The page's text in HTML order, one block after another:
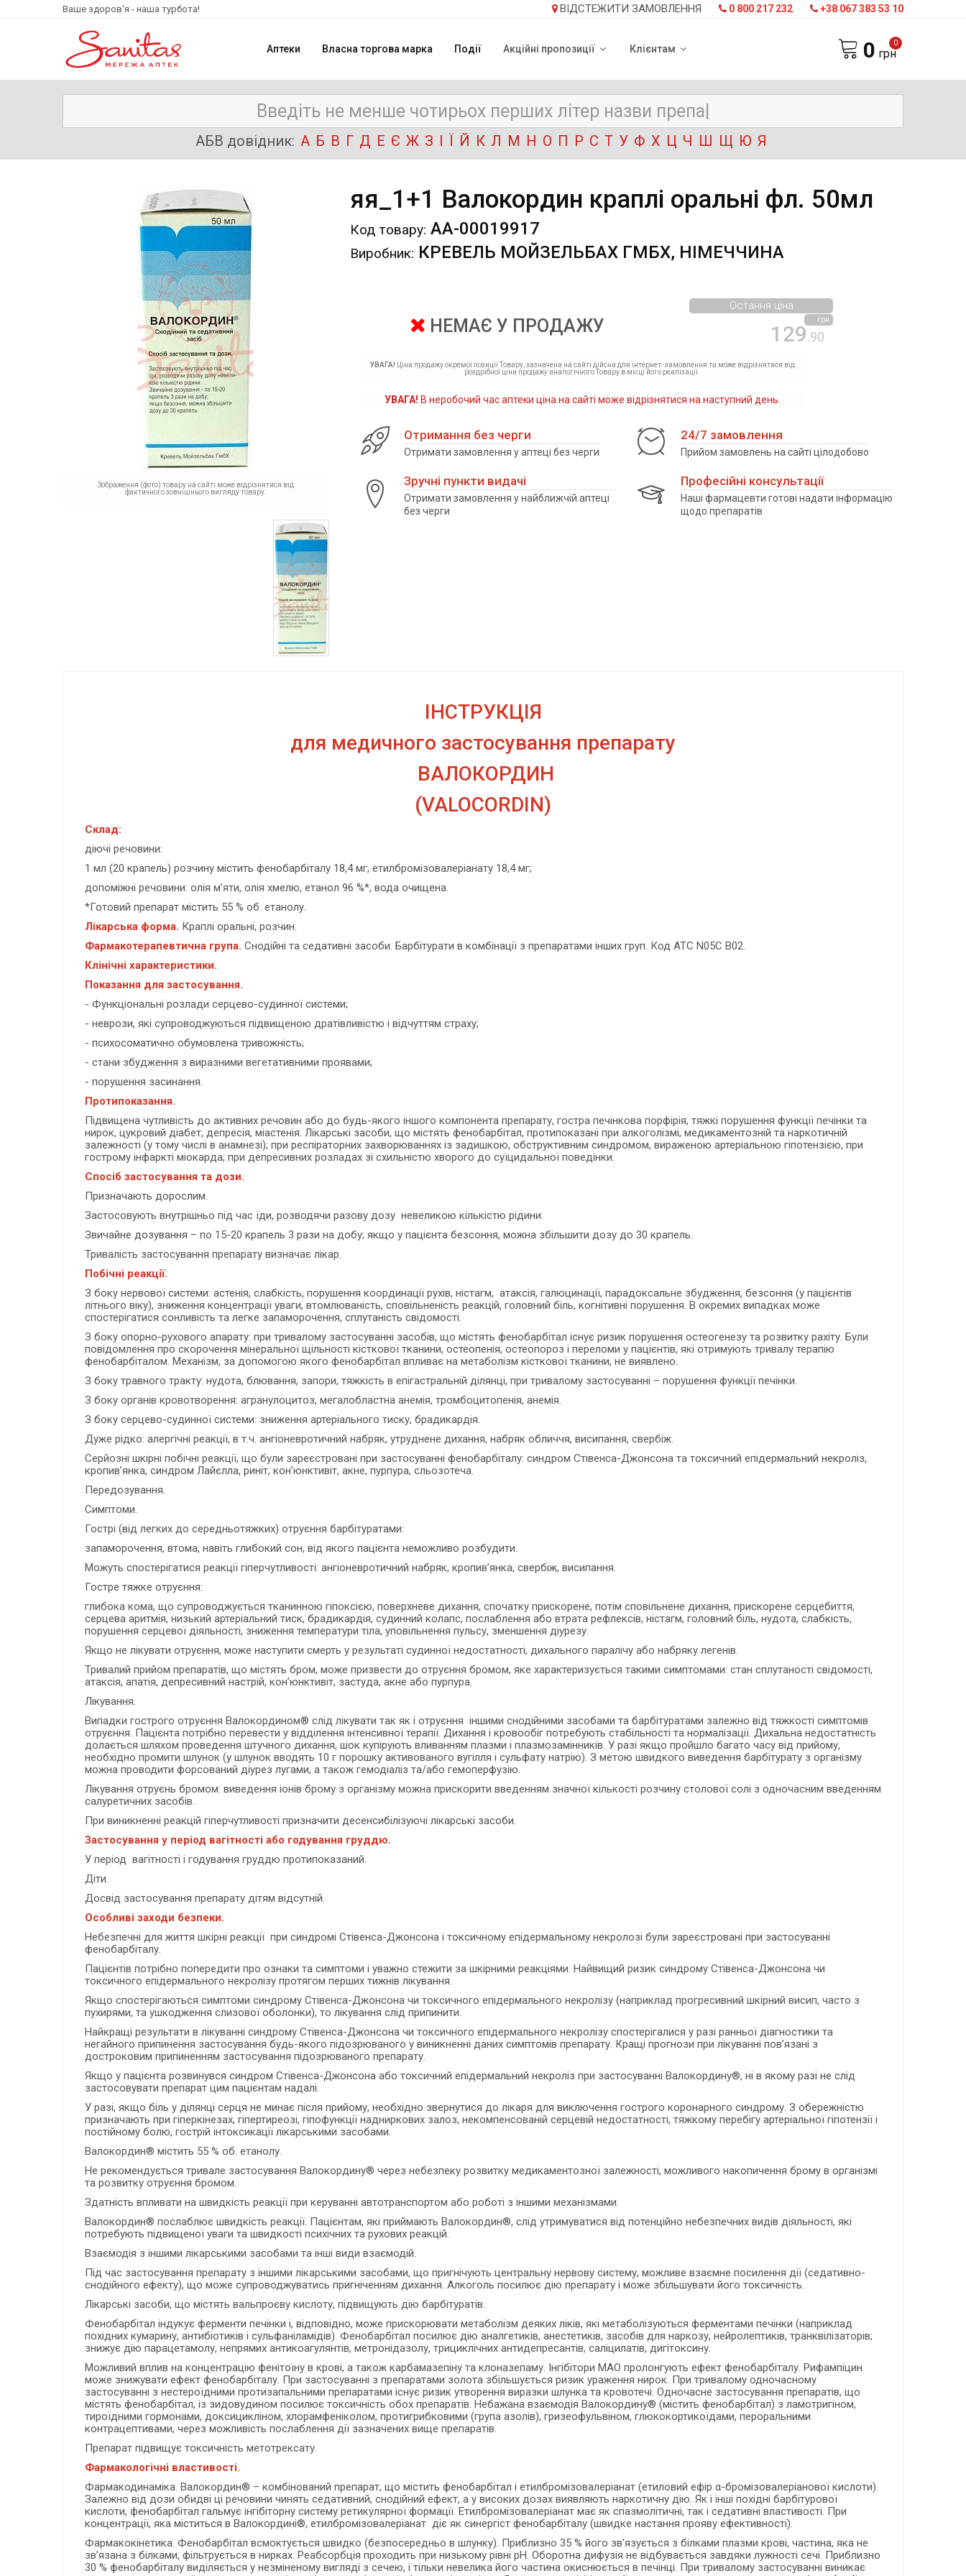
Ваше здоров'я - наша турбота! ВІДСТЕЖИТИ ЗАМОВЛЕННЯ 0 800 217 232 +38 067 383 53 10
Аптеки Власна торгова марка Події Акційні пропозиції Клієнтам
0
0 грн
АБВ довідник: А Б В Г Д Е Є Ж З І Ї Й К Л М Н О П Р С Т У Ф Х Ц Ч Ш Щ Ю Я
Зображення (фото) товару на сайті може відрізнятися від
фактичного зовнішнього вигляду товару.
яя_1+1 Валокордин краплі оральні фл. 50мл
Код товару: АА-00019917
Виробник: КРЕВЕЛЬ МОЙЗЕЛЬБАХ ГМБХ, НІМЕЧЧИНА
НЕМАЄ У ПРОДАЖУ 129.90
грн
Остання ціна
УВАГА! Ціна продажу окремої позиції Товару, зазначена на сайті дійсна для інтернет- замовлення та може відрізнятися від
роздрібної ціни продажу аналогічного Товару в місці його реалізації.
УВАГА! В неробочий час аптеки ціна на сайті може відрізнятися на наступний день.
Отримання без черги
Отримати замовлення у аптеці без черги
24/7 замовлення
Прийом замовлень на сайті цілодобово
Зручні пункти видачі
Отримати замовлення у найближчій аптеці
без черги
Професійні консультації
Наші фармацевти готові надати інформацію
щодо препаратів
ІНСТРУКЦІЯ
для медичного застосування препарату
ВАЛОКОРДИН
(VALOCORDIN)
Склад:
діючі речовини:
1 мл (20 крапель) розчину містить фенобарбіталу 18,4 мг, етилбромізовалеріанату 18,4 мг;
допоміжні речовини: олія м’яти, олія хмелю, етанол 96 %*, вода очищена.
*Готовий препарат містить 55 % об. етанолу.
Лікарська форма. Краплі оральні, розчин.
Фармакотерапевтична група. Снодійні та седативні засоби. Барбітурати в комбінації з препаратами інших груп. Код АТС N05C B02.
Клінічні характеристики.
Показання для застосування.
- Функціональні розлади серцево-судинної системи;
- неврози, які супроводжуються підвищеною дратівливістю і відчуттям страху;
- психосоматично обумовлена тривожність;
- стани збудження з виразними вегетативними проявами;
- порушення засинання.
Протипоказання.
Підвищена чутливість до активних речовин або до будь-якого іншого компонента препарату, гостра печінкова порфірія, тяжкі порушення функції печінки та
нирок, цукровий діабет, депресія, міастенія. Лікарські засоби, що містять фенобарбітал, протипоказані при алкоголізмі, медикаментозній та наркотичній
залежності (у тому числі в анамнезі); при респіраторних захворюваннях із задишкою, обструктивним синдромом, вираженою артеріальною гіпотензією, при
гострому інфаркті міокарда; при депресивних розладах зі схильністю хворого до суїцидальної поведінки.
Спосіб застосування та дози.
Призначають дорослим.
Застосовують внутрішньо під час їди, розводячи разову дозу невеликою кількістю рідини.
Звичайне дозування – по 15-20 крапель 3 рази на добу; якщо у пацієнта безсоння, можна збільшити дозу до 30 крапель.
Тривалість застосування препарату визначає лікар.
Побічні реакції.
З боку нервової системи: астенія, слабкість, порушення координації рухів, ністагм, атаксія, галюцинації, парадоксальне збудження, безсоння (у пацієнтів
літнього віку), зниження концентрації уваги, втомлюваність, сповільненість реакцій, головний біль, когнітивні порушення. В окремих випадках може
спостерігатися сонливість та легке запаморочення, сплутаність свідомості.
З боку опорно-рухового апарату: при тривалому застосуванні засобів, що містять фенобарбітал існує ризик порушення остеогенезу та розвитку рахіту. Були
повідомлення про скорочення мінеральної щільності кісткової тканини, остеопенія, остеопороз і переломи у пацієнтів, які отримують тривалу терапію
фенобарбіталом. Механізм, за допомогою якого фенобарбітал впливає на метаболізм кісткової тканини, не виявлено.
З боку травного тракту: нудота, блювання, запори, тяжкість в епігастральній ділянці, при тривалому застосуванні – порушення функції печінки.
З боку органів кровотворення: агранулоцитоз, мегалобластна анемія, тромбоцитопенія, анемія.
З боку серцево-судинної системи: зниження артеріального тиску, брадикардія.
Дуже рідко: алергічні реакції, в т.ч. ангіоневротичний набряк, утруднене дихання, набряк обличчя, висипання, свербіж.
Серйозні шкірні побічні реакції, що були зареєстровані при застосуванні фенобарбіталу: синдром Стівенса-Джонсона та токсичний епідермальний некроліз,
кропив’янка, синдром Лайєлла, риніт, кон’юнктивіт, акне, пурпура, сльозотеча.
Передозування.
Симптоми.
Гострі (від легких до середньотяжких) отруєння барбітуратами:
запаморочення, втома, навіть глибокий сон, від якого пацієнта неможливо розбудити.
Можуть спостерігатися реакції гіперчутливості: ангіоневротичний набряк, кропив’янка, свербіж, висипання.
Гостре тяжке отруєння:
глибока кома, що супроводжується тканинною гіпоксією, поверхневе дихання, спочатку прискорене, потім сповільнене дихання, прискорене серцебиття,
серцева аритмія, низький артеріальний тиск, брадикардія, судинний колапс, послаблення або втрата рефлексів, ністагм, головний біль, нудота, слабкість,
порушення серцевої діяльності, зниження температури тіла, уповільнення пульсу, зменшення діурезу.
Якщо не лікувати отруєння, може наступити смерть у результаті судинної недостатності, дихального паралічу або набряку легенів.
Тривалий прийом препаратів, що містять бром, може призвести до отруєння бромом, яке характеризується такими симптомами: стан сплутаності свідомості,
атаксія, апатія, депресивний настрій, кон’юнктивіт, застуда, акне або пурпура.
Лікування.
Випадки гострого отруєння Валокордином® слід лікувати так як і отруєння іншими снодійними засобами та барбітуратами залежно від тяжкості симптомів
отруєння. Пацієнта потрібно перевести у відділення інтенсивної терапії. Дихання і кровообіг потребують стабільності та нормалізації. Дихальна недостатність
долається шляхом проведення штучного дихання, шок купірують вливанням плазми і плазмозамінників. У разі якщо пройшло багато часу від прийому,
необхідно промити шлунок (у шлунок вводять 10 г порошку активованого вугілля і сульфату натрію). З метою швидкого виведення барбітурату з організму
можна проводити форсований діурез лугами, а також гемодіаліз та/або гемоперфузію.
Лікування отруєнь бромом: виведення іонів брому з організму можна прискорити введенням значної кількості розчину столової солі з одночасним введенням
салуретичних засобів.
При виникненні реакцій гіперчутливості призначити десенсибілізуючі лікарські засоби.
Застосування у період вагітності або годування груддю.
У період вагітності і годування груддю протипоказаний.
Діти.
Досвід застосування препарату дітям відсутній.
Особливі заходи безпеки.
Небезпечні для життя шкірні реакції при синдромі Стівенса-Джонсона і токсичному епідермальному некролозі були зареєстровані при застосуванні
фенобарбіталу.
Пацієнтів потрібно попередити про ознаки та симптоми і уважно стежити за шкірними реакціями. Найвищий ризик синдрому Стівенса-Джонсона чи
токсичного епідермального некролізу протягом перших тижнів лікування.
Якщо спостерігаються симптоми синдрому Стівенса-Джонсона чи токсичного епідермального некролізу (наприклад прогресивний шкірний висип, часто з
пухирями, та ушкодження слизової оболонки), то лікування слід припинити.
Найкращі результати в лікуванні синдрому Стівенса-Джонсона чи токсичного епідермального некролізу спостерігалися у разі ранньої діагностики та
негайного припинення застосування будь-якого підозрюваного у виникненні даних симптомів препарату. Кращі прогнози при лікуванні пов’язані з
достроковим припиненням застосування підозрюваного препарату.
Якщо у пацієнта розвинувся синдром Стівенса-Джонсона або токсичний епідермальний некроліз при застосуванні Валокордину®, ні в якому разі не слід
застосовувати препарат цим пацієнтам надалі.
У разі, якщо біль у ділянці серця не минає після прийому, необхідно звернутися до лікаря для виключення гострого коронарного синдрому. З обережністю
призначають при гіперкінезах, гіпертиреозі, гіпофункції надниркових залоз, некомпенсованій серцевій недостатності, тяжкому перебігу артеріальної гіпотензії і
постійному болю, гострій інтоксикації лікарськими засобами.
Валокордин® містить 55 % об. етанолу.
Не рекомендується тривале застосування Валокордину® через небезпеку розвитку медикаментозної залежності, можливого накопичення брому в організмі
та розвитку отруєння бромом.
Здатність впливати на швидкість реакції при керуванні автотранспортом або роботі з іншими механізмами.
Валокордин® послаблює швидкість реакції. Пацієнтам, які приймають Валокордин®, слід утримуватися від потенційно небезпечних видів діяльності, які
потребують підвищеної уваги та швидкості психічних та рухових реакцій.
Взаємодія з іншими лікарськими засобами та інші види взаємодій.
Під час застосування препарату з іншими лікарськими засобами, що пригнічують центральну нервову систему, можливе взаємне посилення дії (седативно-
снодійного ефекту), що може супроводжуватись пригніченням дихання. Алкоголь посилює дію препарату і може збільшувати його токсичність.
Лікарські засоби, що містять вальпроєву кислоту, підвищують дію барбітуратів.
Фенобарбітал індукує ферменти печінки і, відповідно, може прискорювати метаболізм деяких ліків, які метаболізуються ферментами печінки (наприклад
похідних кумарину, антибіотиків і сульфаніламідів). Фенобарбітал посилює дію аналгетиків, анестетиків, засобів для наркозу, нейролептиків, транквілізаторів;
знижує дію парацетамолу, непрямих антикоагулянтів, метронідазолу, трициклічних антидепресантів, саліцилатів, дигітоксину.
Можливий вплив на концентрацію фенітоїну в крові, а також карбамазепіну та клоназепаму. Інгібітори МАО пролонгують ефект фенобарбіталу. Рифампіцин
може знижувати ефект фенобарбіталу. При застосуванні з препаратами золота збільшується ризик ураження нирок. При тривалому одночасному
застосуванні з нестероїдними протизапальними препаратами існує ризик утворення виразки шлунка та кровотечі. Одночасне застосування препаратів, що
містять фенобарбітал, із зидовудином посилює токсичність обох препаратів. Небажана взаємодія Валокордину® (містить фенобарбітал) з ламотригіном,
тироїдними гормонами, доксицикліном, хлорамфеніколом, протигрибковими (група азолів), гризеофульвіном, глюкокортикоїдами, пероральними
контрацептивами, через можливість послаблення дії зазначених вище препаратів.
Препарат підвищує токсичність метотрексату.
Фармакологічні властивості.
Фармакодинаміка. Валокордин® – комбінований препарат, що містить фенобарбітал і етилбромізовалеріанат (етиловий ефір α-бромізовалеріанової кислоти).
Залежно від дози обидві ці речовини чинять седативний, снодійний ефект, а у високих дозах виявляють наркотичну дію. Як і інші похідні барбітурової
кислоти, фенобарбітал гальмує інгібіторну систему ретикулярної формації. Етилбромізовалеріанат має як спазмолітичні, так і седативні властивості. При
концентрації, яка міститься в Валокордині®, етилбромізовалеріанат діє як синергіст фенобарбіталу (швидке настання прояву ефективності).
Фармакокінетика. Фенобарбітал всмоктується швидко (безпосередньо в шлунку). Приблизно 35 % його зв’язується з білками плазми крові, частина, яка не
зв’язана з білками, фільтрується в нирках. Реабсорбція проходить при низькому рівні pH. Оборотна дифузія не відбувається завдяки лужності сечі. Приблизно
30 % фенобарбіталу виділяється у незміненому вигляді з сечею, і тільки невелика його частина окиснюється в печінці. При тривалому застосуванні виникає